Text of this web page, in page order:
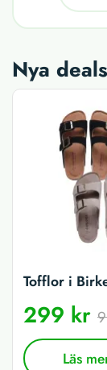
Nya deals
Tofflor i
299 kr
Läs